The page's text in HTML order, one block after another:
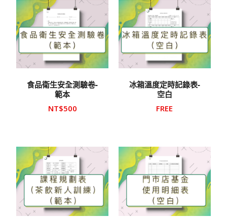
食品衛生安全測驗卷-
範本
NT$500
冰箱溫度定時記錄表-
空白
FREE